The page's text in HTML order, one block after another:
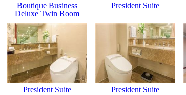
Boutique Business
Deluxe Twin Room
President Suite
President Suite President Suite